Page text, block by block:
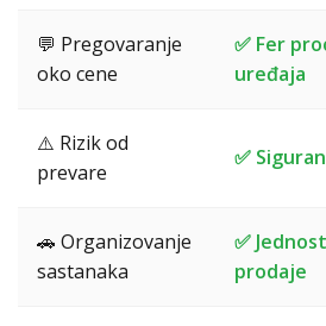
💬 Pregovaranje
oko cene
✅ Fer
uređaja
⚠️ Rizik od
prevare
✅
🚗 Organizovanje
sastanaka
✅
prodaje